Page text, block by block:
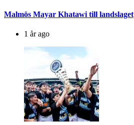
Malmös Mayar Khatawi till landslaget
1 år ago